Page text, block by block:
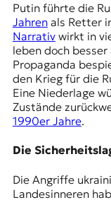
Putin führte die
Jahrenals Retter
Narrativwirkt in
leben doch
Propaganda
den Krieg für die
Eine Niederlage
Zustände
1990er Jahre.
Die
Die Angriffe
Landesinneren